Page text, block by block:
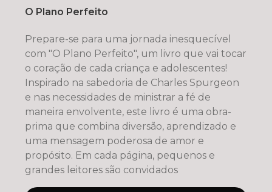
O Plano Perfeito
Prepare-se para uma jornada inesquecível
com "O Plano Perfeito", um livro que vai tocar
o coração de cada criança e adolescentes!
Inspirado na sabedoria de Charles Spurgeon
e nas necessidades de ministrar a fé de
maneira envolvente, este livro é uma obra-
prima que combina diversão, aprendizado e
uma mensagem poderosa de amor e
propósito. Em cada página, pequenos e
grandes leitores são convidados